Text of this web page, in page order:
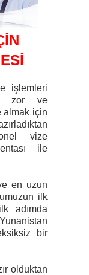
işlemleri
zor ve
almak için
vize
ile
en uzun
ilk
adımda
bir
olduktan